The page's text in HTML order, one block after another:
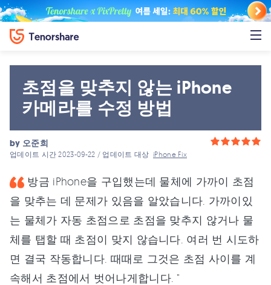
초점을 맞추지 않는 iPhone
카메라를 수정 방법
by 오준희
업데이트 시간 2023-09-22 / 업데이트 대상iPhone Fix
방금 iPhone을 구입했는데 물체에 가까이 초점
을 맞추는 데 문제가 있음을 알았습니다. 가까이있
는 물체가 자동 초점으로 초점을 맞추지 않거나 물
체를 탭할 때 초점이 맞지 않습니다. 여러 번 시도하
면 결국 작동합니다. 때때로 그것은 초점 사이를 계
속해서 초점에서 벗어나게합니다. "